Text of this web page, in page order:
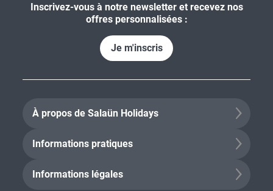
Inscrivez-vous à notre newsletter et recevez nos
offres personnalisées :
Je m'inscris
À propos de Salaün Holidays
Informations pratiques
Informations légales